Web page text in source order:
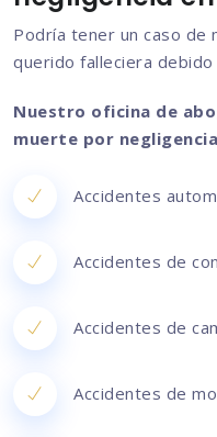
Podría tener un caso de
querido falleciera
Nuestro oficina de
muerte por
Accidentes
Accidentes de
Accidentes de
Accidentes de